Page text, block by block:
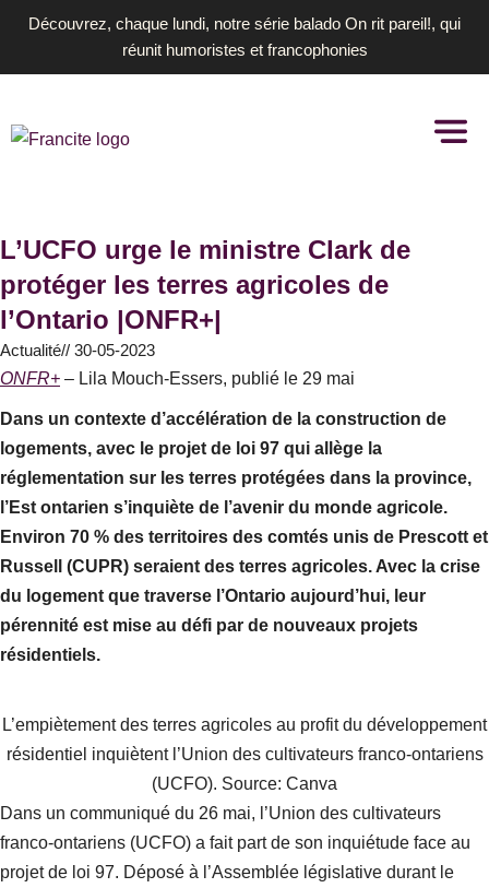
Aller
contenu
Découvrez, chaque lundi, notre série balado On rit pareil!, qui
réunit humoristes et francophonies
L’UCFO urge le ministre Clark de
protéger les terres agricoles de
l’Ontario |ONFR+|
Actualité// 30-05-2023
ONFR+ – Lila Mouch-Essers, publié le 29 mai
Dans un contexte d’accélération de la construction de
logements, avec le projet de loi 97 qui allège la
réglementation sur les terres protégées dans la province,
l’Est ontarien s’inquiète de l’avenir du monde agricole.
Environ 70 % des territoires des comtés unis de Prescott et
Russell (CUPR) seraient des terres agricoles. Avec la crise
du logement que traverse l’Ontario aujourd’hui, leur
pérennité est mise au défi par de nouveaux projets
résidentiels.
L’empiètement des terres agricoles au profit du développement
résidentiel inquiètent l’Union des cultivateurs franco-ontariens
(UCFO). Source: Canva
Dans un communiqué du 26 mai, l’Union des cultivateurs
franco-ontariens (UCFO) a fait part de son inquiétude face au
projet de loi 97. Déposé à l’Assemblée législative durant le